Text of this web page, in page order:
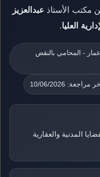
مكتب الأستاذ عبدالعزيز
العليا.
- المحامي بالنقض
10/06/2026
29 عامًا في القضايا المدنية والعقارية